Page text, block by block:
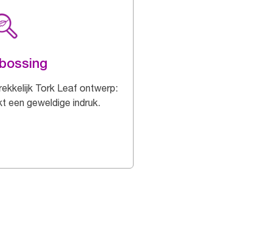
Tork Leaf ontwerp:
een geweldige indruk.